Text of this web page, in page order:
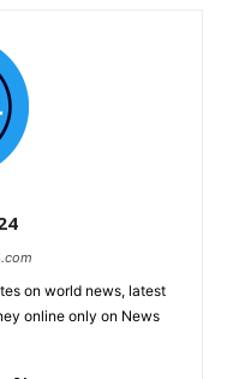
on world news, latest
online only on News